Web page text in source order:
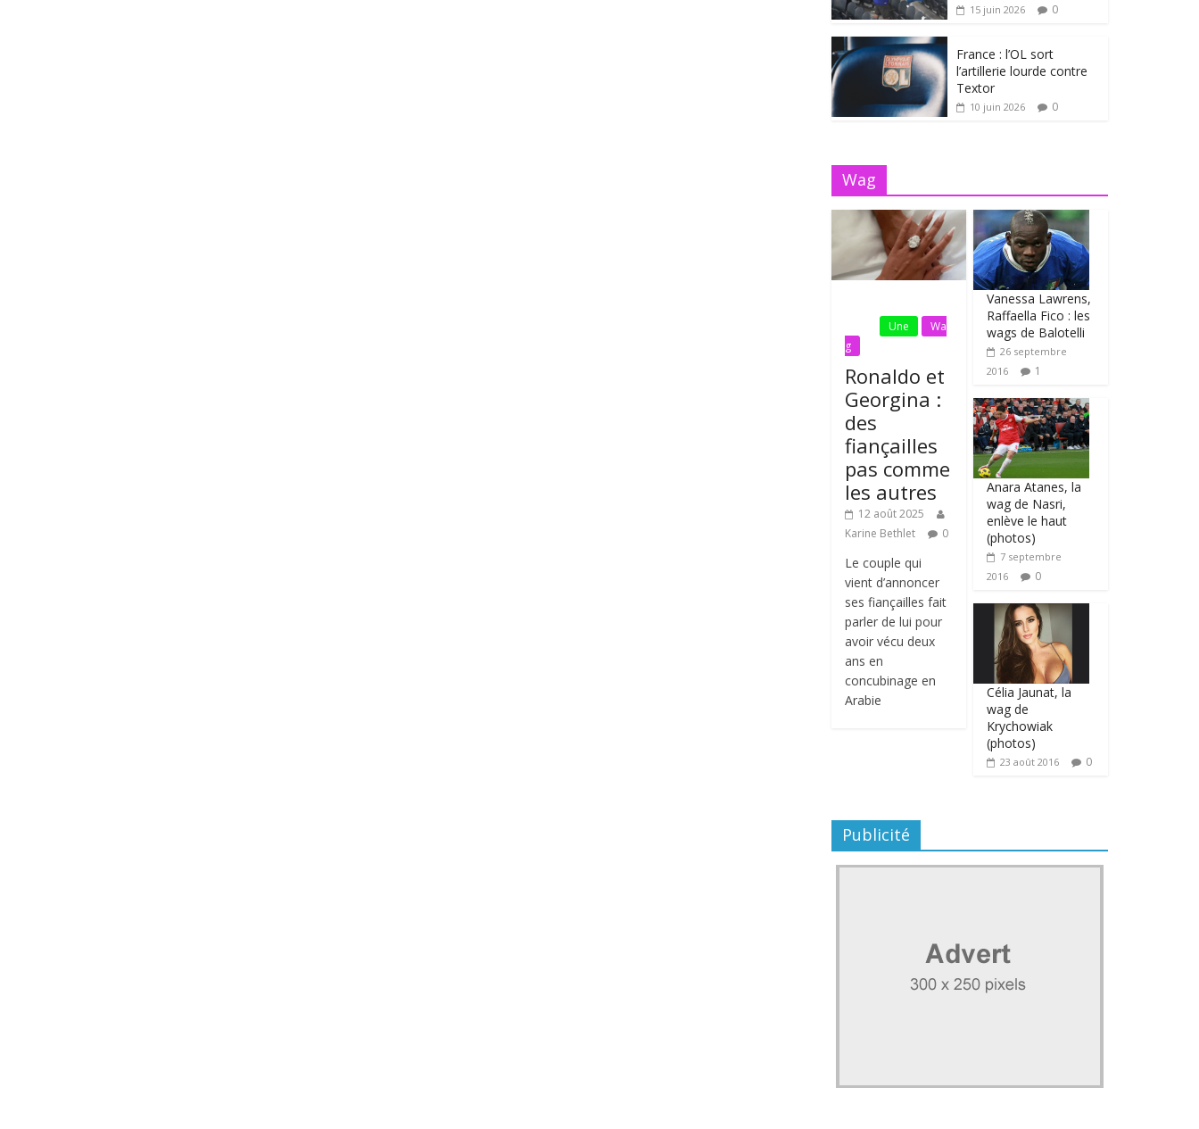
15 juin 2026 0
France : l’OL sort
l’artillerie lourde contre
Textor
10 juin 2026 0
Wag
Une
Wa
g
Ronaldo et
Georgina :
des
fiançailles
pas comme
les autres
12 août 2025
Karine Bethlet
0
Le couple qui
vient d’annoncer
ses fiançailles fait
parler de lui pour
avoir vécu deux
ans en
concubinage en
Arabie
Vanessa Lawrens,
Raffaella Fico : les
wags de Balotelli
26 septembre
2016
1
Anara Atanes, la
wag de Nasri,
enlève le haut
(photos)
7 septembre
2016
0
Célia Jaunat, la
wag de
Krychowiak
(photos)
23 août 2016 0
Publicité